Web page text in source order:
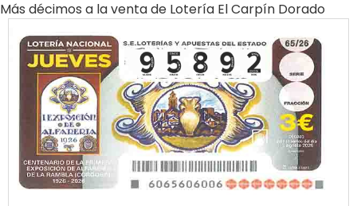
Más décimos a la venta de Lotería El Carpín Dorado